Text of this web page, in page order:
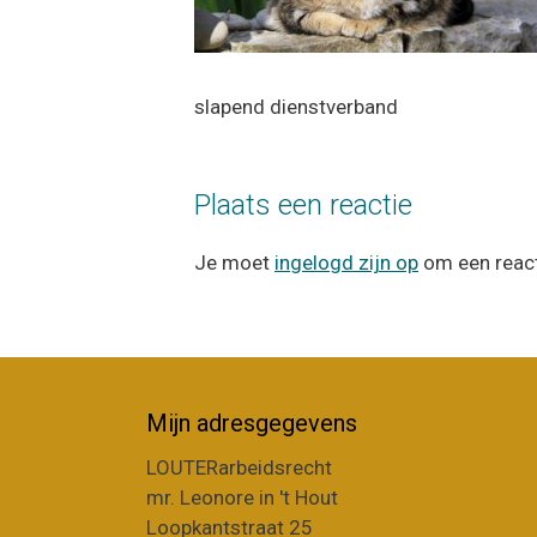
slapend dienstverband
Plaats een reactie
Je moet ingelogd zijn op om een
Mijn adresgegevens
LOUTERarbeidsrecht
mr. Leonore in 't Hout
Loopkantstraat 25